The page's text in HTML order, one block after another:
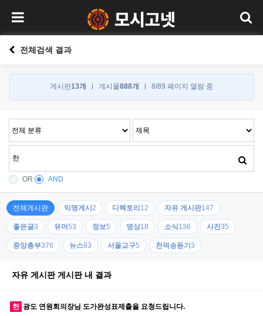
전체검색 결과
게시판13개 게시물888개 8/89 페이지 열람 중
OR AND
전체게시판 익명게시2 디렉토리12 자유 게시판147
좋은글3 유머53 정보5 영상18 소식136 사진35
중앙총부376 뉴스93 서울교구5 천덕송듣기3
자유 게시판 게시판 내 결과
한 광도 연원회의장님 도가완성표제출을 요청드립니다.